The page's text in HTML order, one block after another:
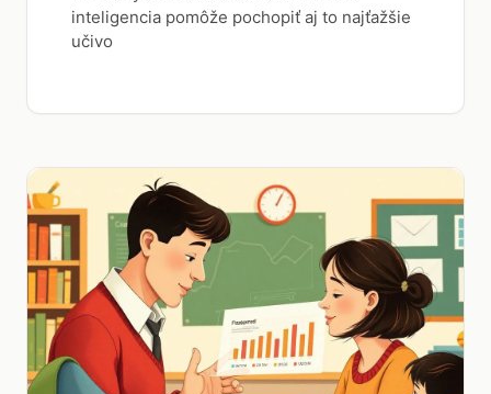
inteligencia pomôže pochopiť aj to najťažšie
učivo